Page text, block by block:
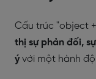
Cấu trúc "object
thị sự phản đối,
ý với một hành